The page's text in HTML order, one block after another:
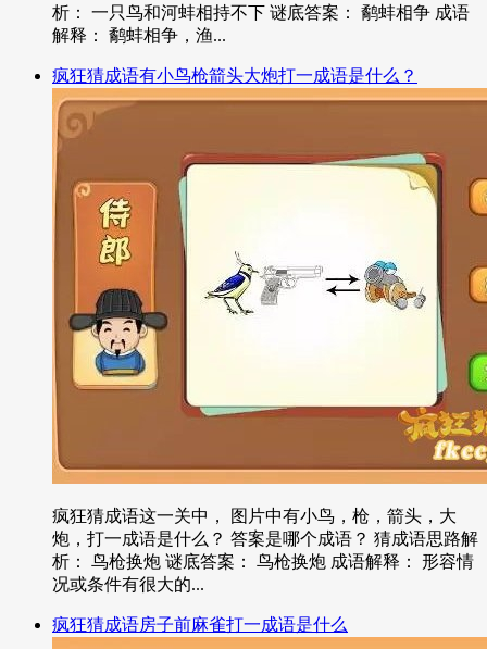
析： 一只鸟和河蚌相持不下 谜底答案： 鹬蚌相争 成语
解释： 鹬蚌相争，渔...
疯狂猜成语有小鸟枪箭头大炮打一成语是什么？
疯狂猜成语这一关中， 图片中有小鸟，枪，箭头，大
炮，打一成语是什么？ 答案是哪个成语？ 猜成语思路解
析： 鸟枪换炮 谜底答案： 鸟枪换炮 成语解释： 形容情
况或条件有很大的...
疯狂猜成语房子前麻雀打一成语是什么